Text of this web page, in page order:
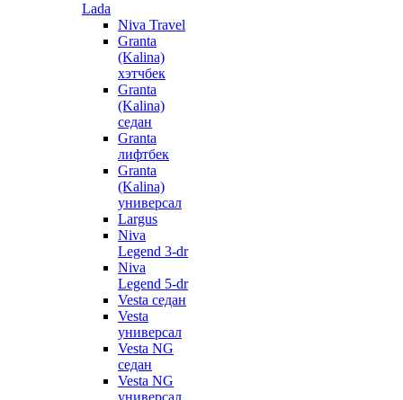
Lada
Niva Travel
Granta
(Kalina)
хэтчбек
Granta
(Kalina)
седан
Granta
лифтбек
Granta
(Kalina)
универсал
Largus
Niva
Legend 3-dr
Niva
Legend 5-dr
Vesta седан
Vesta
универсал
Vesta NG
седан
Vesta NG
универсал